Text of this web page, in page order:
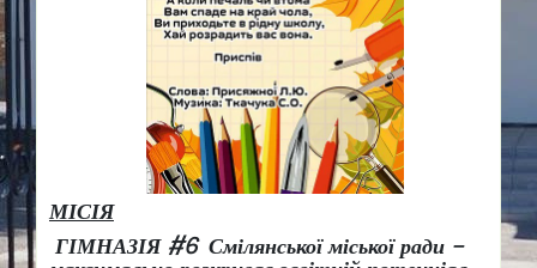
МІСІЯ
ГІМНАЗІЯ #6 Смілянської міської ради –